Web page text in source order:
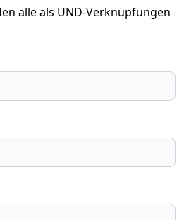
alle als UND-Verknüpfungen